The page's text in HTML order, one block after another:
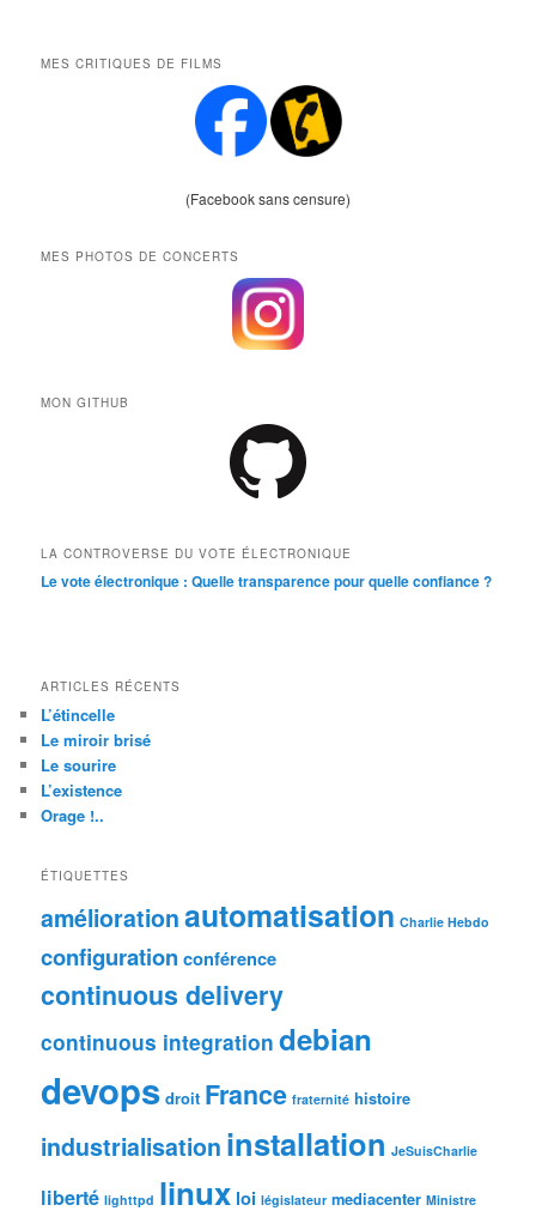
MES CRITIQUES DE FILMS
(Facebook sans censure)
MES PHOTOS DE CONCERTS
MON GITHUB
LA CONTROVERSE DU VOTE ÉLECTRONIQUE
Le vote électronique : Quelle transparence pour quelle confiance ?
ARTICLES RÉCENTS
L’étincelle
Le miroir brisé
Le sourire
L’existence
Orage !..
ÉTIQUETTES
améliorationautomatisation Charlie Hebdo
configuration conférence
continuous delivery
continuous integration debian
devops droit France fraternité histoire
industrialisation installation JeSuisCharlie
liberté lighttpd linux loi législateur mediacenter Ministre